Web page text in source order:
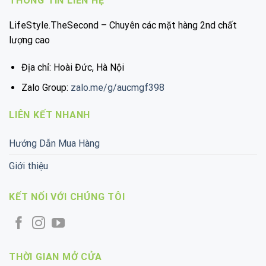
LifeStyle.TheSecond – Chuyên các mặt hàng 2nd chất
lượng cao
Địa chỉ: Hoài Đức, Hà Nội
Zalo Group: zalo.me/g/aucmgf398
LIÊN KẾT NHANH
Hướng Dẫn Mua Hàng
Giới thiệu
KẾT NỐI VỚI CHÚNG TÔI
THỜI GIAN MỞ CỬA